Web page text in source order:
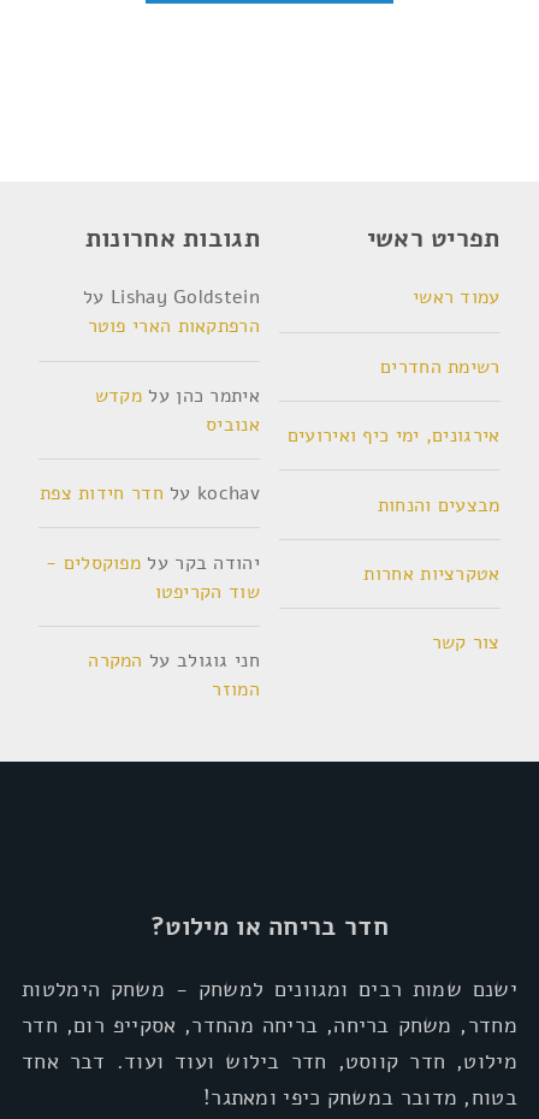
תפריט ראשי
עמוד ראשי
רשימת החדרים
אירגונים, ימי כיף ואירועים
מבצעים והנחות
אטקרציות אחרות
צור קשר
תגובות אחרונות
Lishay Goldstein על
הרפתקאות הארי פוטר
איתמר כהן על מקדש
אנוביס
kochav על חדר חידות צפת
יהודה בקר על מפוקסלים -
שוד הקריפטו
חני גוגולב על המקרה
המוזר
חדר בריחה או מילוט?
ישנם שמות רבים ומגוונים למשחק - משחק הימלטות
מחדר, משחק בריחה, בריחה מהחדר, אסקייפ רום, חדר
מילוט, חדר קווסט, חדר בילוש ועוד ועוד. דבר אחד
בטוח, מדובר במשחק כיפי ומאתגר!